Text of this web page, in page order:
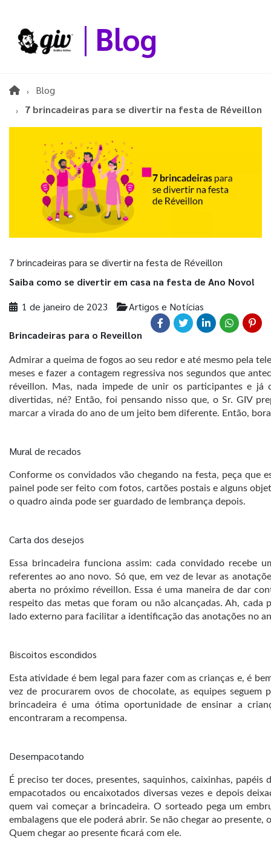
Blog
Blog
7 brincadeiras para se divertir na festa de Réveillon
7 brincadeiras para se divertir na festa de Réveillon
Saiba como se divertir em casa na festa de Ano Novo!
1 de janeiro de 2023
Artigos e Notícias
Brincadeiras para o Reveillon
Admirar a queima de fogos ao seu redor e até mesmo pela
meses e fazer a contagem regressiva nos segundos que
réveillon. Mas, nada impede de unir os participantes e já
divertidas, né? Então, foi pensando nisso que, o Sr. GIV
marcar a virada do ano de um jeito bem diferente. Então,
Mural de recados
Conforme os convidados vão chegando na festa, peça que
painel pode ser feito com fotos, cartões postais e alguns
o quadro ainda pode ser guardado de lembrança depois.
Carta dos desejos
Essa brincadeira funciona assim: cada convidado recebe
referentes ao ano novo. Só que, em vez de levar as
aberta no próximo réveillon. Essa é uma maneira de dar
respeito das metas que foram ou não alcançadas. Ah,
lado externo para facilitar a identificação das anotações no
Biscoitos escondidos
Esta atividade é bem legal para fazer com as crianças e, é
vez de procurarem ovos de chocolate, as equipes
brincadeira é uma ótima oportunidade de ensinar a
encontraram a recompensa.
Desempacotando
É preciso ter doces, presentes, saquinhos, caixinhas,
empacotados ou encaixotados diversas vezes e depois
quem vai começar a brincadeira. O sorteado pega um
embalagens que ele poderá abrir. Se não chegar ao
Quem chegar ao presente ficará com ele.